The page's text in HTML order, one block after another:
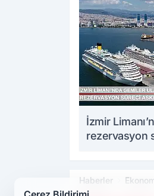
İzmir
rezervasyon
Haberler